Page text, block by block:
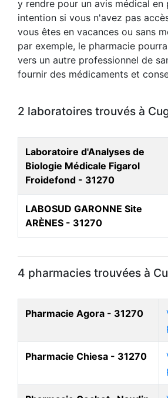
y rendre pour un avis médical en
intention si vous n'avez pas
vous êtes en vacances ou sans
par exemple, le pharmacie
vers un autre professionnel de
fournir des médicaments et
2 laboratoires trouvés à
Laboratoire d'Analyses de
Biologie Médicale Figarol
Froidefond - 31270
LABOSUD GARONNE Site
ARÈNES - 31270
4 pharmacies trouvées à
Pharmacie Agora - 31270
Pharmacie Chiesa - 31270